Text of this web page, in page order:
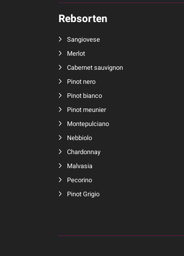
Rebsorten
Sangiovese
Merlot
Cabernet sauvignon
Pinot nero
Pinot bianco
Pinot meunier
Montepulciano
Nebbiolo
Chardonnay
Malvasia
Pecorino
Pinot Grigio